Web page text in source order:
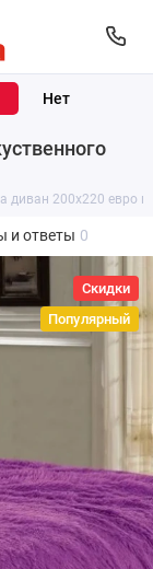
диван 200х220 евро
и ответы 0
Скидки
Популярный